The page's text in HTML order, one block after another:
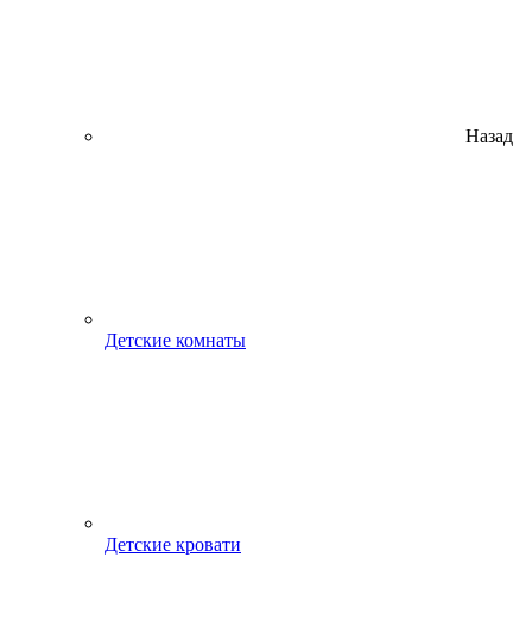
Назад
Детские комнаты
Детские кровати